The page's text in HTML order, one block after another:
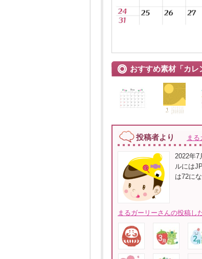
おすすめ素材「カレ
投稿者より まる
2022年7
ルには
は72に
まるガーリーさんの投稿し